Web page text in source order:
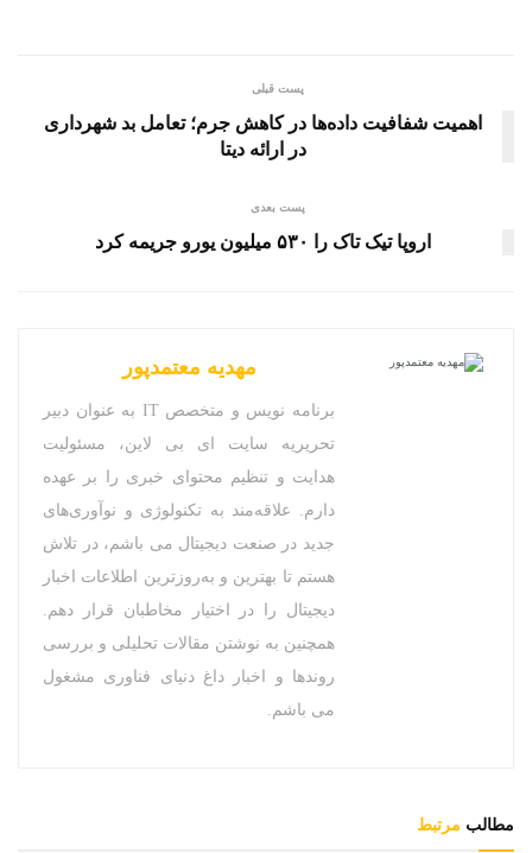
پست قبلی
اهمیت شفافیت داده‌ها در کاهش جرم؛ تعامل بد شهرداری
در ارائه دیتا
پست بعدی
اروپا تیک تاک را ۵۳۰ میلیون یورو جریمه کرد
مهدیه معتمدپور
برنامه نویس و متخصص IT به عنوان دبیر
تحریریه سایت ای بی لاین، مسئولیت
هدایت و تنظیم محتوای خبری را بر عهده
دارم. علاقه‌مند به تکنولوژی و نوآوری‌های
جدید در صنعت دیجیتال می باشم، در تلاش
هستم تا بهترین و به‌روزترین اطلاعات اخبار
دیجیتال را در اختیار مخاطبان قرار دهم.
همچنین به نوشتن مقالات تحلیلی و بررسی
روندها و اخبار داغ دنیای فناوری مشغول
می باشم.
مطالب مرتبط